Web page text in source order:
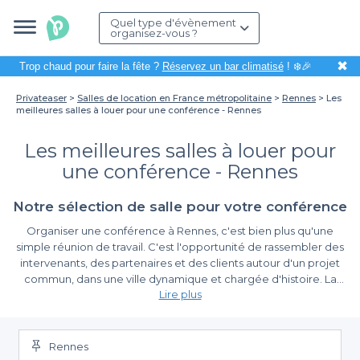
Quel type d'évènement
organisez-vous ?
Trop chaud pour faire la fête ? Réservez un bar climatisé! ❄️🎉 ✖
Privateaser Salles de location en France métropolitaine Rennes
Les
meilleures salles à louer pour une conférence - Rennes
Les meilleures salles à louer pour
une conférence - Rennes
Notre sélection de salle pour votre conférence
Organiser une conférence à Rennes, c'est bien plus qu'une
simple réunion de travail. C'est l'opportunité de rassembler des
intervenants, des partenaires et des clients autour d'un projet
commun, dans une ville dynamique et chargée d'histoire. La
bonne salle peut faire toute la différence pour créer une
Grâce à Privateaser, vous avez à votre disposition une sélection
des meilleures salles à louer pour vos conférences dans cette
Simplifiez votre réservation avec Privateaser
Nous savons que la préparation d'une conférence demande une
Lire plus
Rennes